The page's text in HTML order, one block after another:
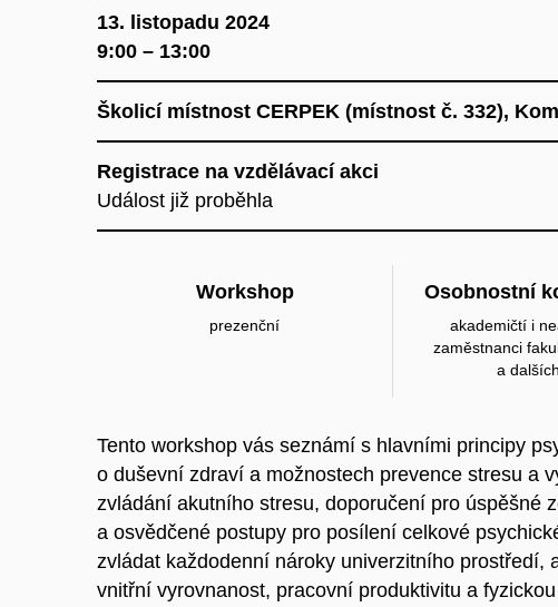
13. listopadu 2024
9:00 – 13:00
Školicí místnost CERPEK (místnost č. 332),
Registrace na vzdělávací akci
Událost již proběhla
Workshop
prezenční
Osobnostní
akademičtí i
zaměstnanci
a
Tento workshop vás seznámí s hlavními principy
o duševní zdraví a možnostech prevence stresu a
zvládání akutního stresu, doporučení pro úspěšné
a osvědčené postupy pro posílení celkové
zvládat každodenní nároky univerzitního prostředí,
vnitřní vyrovnanost, pracovní produktivitu a